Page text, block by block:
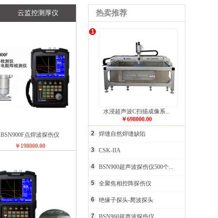
云监控测厚仪
BSN900F点焊波探伤仪
￥198000.00
热卖推荐
1
水浸超声波C扫描成像系...
￥698000.00
2 焊缝自然焊缝缺陷
3 CSK-IIA
4 BSN900超声波探伤仪500个...
5 全聚焦相控阵探伤仪
6 绝缘子探头-爬波探头
7 BSN960超声波探伤仪